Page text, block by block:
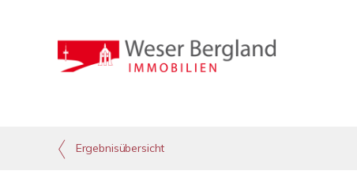
Ergebnisübersicht